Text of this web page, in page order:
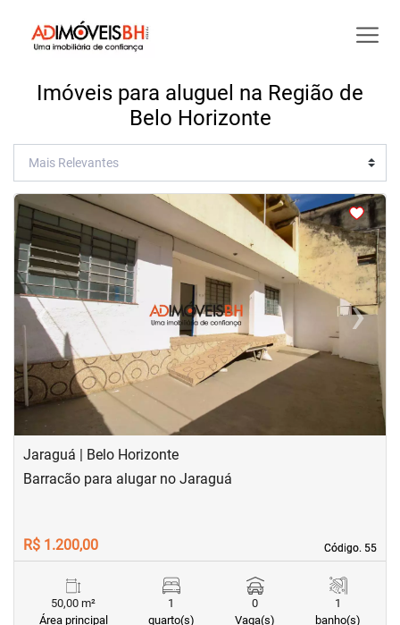
Imóveis para aluguel na Região de
Belo Horizonte
<<<
‹Previous ›Next
Jaraguá | Belo Horizonte
Código. 55
Código. 55
Barracão para alugar no Jaraguá
R$ 1.200,00
50,00 m²
Área principal
1
quarto(s)
0
Vaga(s)
1
banho(s)